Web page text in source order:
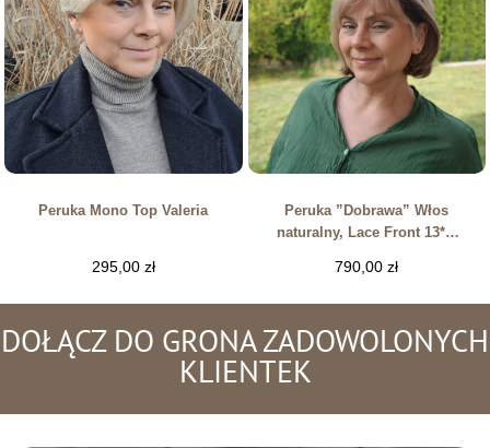
Peruka Mono Top Valeria
295,00 zł
Peruka ”Dobrawa” Włos
naturalny, Lace Front 13*4,
790,00zł
DOŁĄCZ DO GRONA ZADOWOLONYCH
KLIENTEK